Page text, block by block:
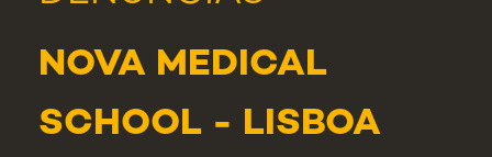
NOVA MEDICAL
SCHOOL - LISBOA